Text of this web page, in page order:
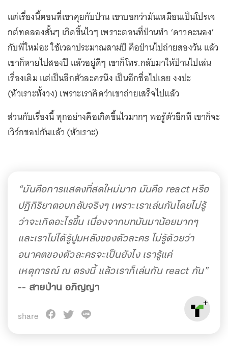
แต่เรื่องนี้ตอนที่เขาคุยกับป่าน เขาบอกว่ามันเหมือนเป็นโปรเจ
กต์ทดลองสั้นๆ เกิดขึ้นไวๆ เพราะตอนที่ป่านทำ ‘ดาวคะนอง’
กับพี่ใหม่อะ ใช้เวลาประมาณสามปี คือป่านไปถ่ายสองวัน แล้ว
เขาก็หายไปสองปี แล้วอยู่ดีๆ เขาก็โทร.กลับมาให้ป่านไปเล่น
เรื่องเดิม แต่เป็นอีกตัวละครนึง เป็นอีกชื่อไปเลย งงปะ
(หัวเราะทั้งวง) เพราะเราคิดว่าเขาถ่ายเสร็จไปแล้ว
ส่วนกับเรื่องนี้ ทุกอย่างคือเกิดขึ้นไวมากๆ พอรู้ตัวอีกที เขาก็จะ
เวิร์กชอปกันแล้ว (หัวเราะ)
“มันคือการแสดงที่สดใหม่มาก มันคือ react หรือ
ปฏิกิริยาตอบกลับจริงๆ เพราะเราเล่นกันโดยไม่รู้
ว่าจะเกิดอะไรขึ้น เนื่องจากบทมันมาน้อยมากๆ
และเราไม่ได้รู้ปูมหลังของตัวละคร ไม่รู้ด้วยว่า
อนาคตของตัวละครจะเป็นยังไง เรารู้แค่
เหตุการณ์ ณ ตรงนี้ แล้วเราก็เล่นกัน react กัน”
-- สายป่าน อภิญญา
share